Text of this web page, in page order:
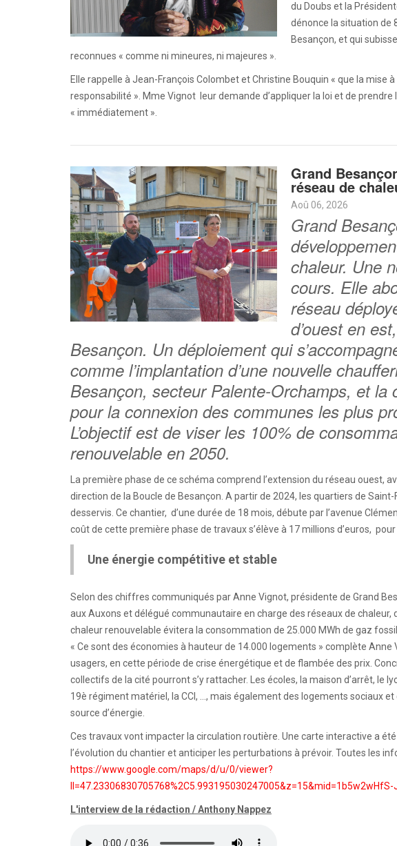
du Doubs et la
dénonce la situation de
Besançon, et qui
reconnues « comme ni mineures, ni majeures ».
Elle rappelle à Jean-François Colombet et Christine Bouquin « que la mise
responsabilité ». Mme Vignot leur demande d’appliquer la loi et de prendre
« immédiatement ».
Grand
réseau de
Aoû 06, 2026
Grand
chaleur. Une
cours. Elle
réseau
d’ouest en
Besançon. Un déploiement qui
comme l’implantation d’une nouvelle
Besançon, secteur Palente-Orchamps, et la
pour la connexion des communes les plus
L’objectif est de viser les 100% de
renouvelable en 2050.
La première phase de ce schéma comprend l’extension du réseau ouest,
direction de la Boucle de Besançon. A partir de 2024, les quartiers de
desservis. Ce chantier, d’une durée de 18 mois, débute par l’avenue
coût de cette première phase de travaux s’élève à 17 millions d’euros,
Une énergie compétitive et stable
Selon des chiffres communiqués par Anne Vignot, présidente de Grand
aux Auxons et délégué communautaire en charge des réseaux de
chaleur renouvelable évitera la consommation de 25.000 MWh de gaz
« Ce sont des économies à hauteur de 14.000 logements » complète
usagers, en cette période de crise énergétique et de flambée des prix.
collectifs de la cité pourront s’y rattacher. Les écoles, la maison d’arrêt, le
19è régiment matériel, la CCI, …, mais également des logements sociaux
source d’énergie.
Ces travaux vont impacter la circulation routière. Une carte interactive a
l’évolution du chantier et anticiper les perturbations à prévoir. Toutes les
https://www.google.com/maps/d/u/0/viewer?
ll=47.23306830705768%2C5.993195030247005&z=15&mid=1b5w2wHfS-
L'interview de la rédaction / Anthony Nappez